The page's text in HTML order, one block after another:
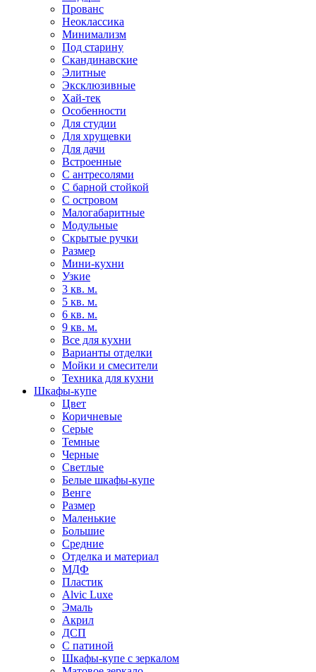
Прованс
Неоклассика
Минимализм
Под старину
Скандинавские
Элитные
Эксклюзивные
Хай-тек
Особенности
Для студии
Для хрущевки
Для дачи
Встроенные
С антресолями
С барной стойкой
С островом
Малогабаритные
Модульные
Скрытые ручки
Размер
Мини-кухни
Узкие
3 кв. м.
5 кв. м.
6 кв. м.
9 кв. м.
Все для кухни
Варианты отделки
Мойки и смесители
Техника для кухни
Шкафы-купе
Цвет
Коричневые
Серые
Темные
Черные
Светлые
Белые шкафы-купе
Венге
Размер
Маленькие
Большие
Средние
Отделка и материал
МДФ
Пластик
Alvic Luxe
Эмаль
Акрил
ДСП
С патиной
Шкафы-купе с зеркалом